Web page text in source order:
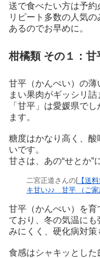
送で食べたい方は予約
リピート多数の人気
あるのでお早めに。
柑橘類 その１：甘
甘平（かんぺい）の
まい果肉がギッシリ詰
「甘平」は愛媛県で
ます。
糖度はかなり高く、
いです。
甘さは、あの“せとか”
二宮正道さんの[【送
キ甘い♪♪ 甘平 （ご家
甘平（かんぺい）を
ており、冬の気温に
みにくく、硬化病対策
食感はシャキッとし